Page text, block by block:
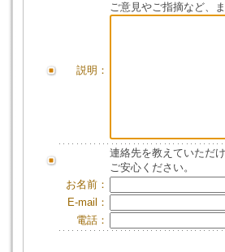
説明：
ご意見やご指摘など、
連絡先を教えていただ
ご安心ください。
お名前：
E-mail：
電話：